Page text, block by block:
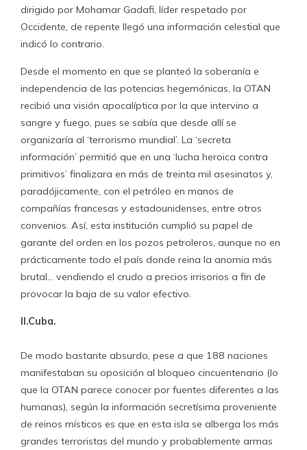
dirigido por Mohamar Gadafi, líder respetado por
Occidente, de repente llegó una información celestial que
indicó lo contrario.
Desde el momento en que se planteó la soberanía e
independencia de las potencias hegemónicas, la OTAN
recibió una visión apocalíptica por la que intervino a
sangre y fuego, pues se sabía que desde allí se
organizaría al ‘terrorismo mundial’. La ‘secreta
información’ permitió que en una ‘lucha heroica contra
primitivos’ finalizara en más de treinta mil asesinatos y,
paradójicamente, con el petróleo en manos de
compañías francesas y estadounidenses, entre otros
convenios. Así, esta institución cumplió su papel de
garante del orden en los pozos petroleros, aunque no en
prácticamente todo el país donde reina la anomia más
brutal… vendiendo el crudo a precios irrisorios a fin de
provocar la baja de su valor efectivo.
II.Cuba.
De modo bastante absurdo, pese a que 188 naciones
manifestaban su oposición al bloqueo cincuentenario (lo
que la OTAN parece conocer por fuentes diferentes a las
humanas), según la información secretísima proveniente
de reinos místicos es que en esta isla se alberga los más
grandes terroristas del mundo y probablemente armas